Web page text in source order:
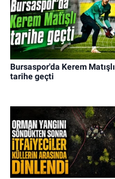
Bursaspor'da Kerem Matışlı
tarihe geçti